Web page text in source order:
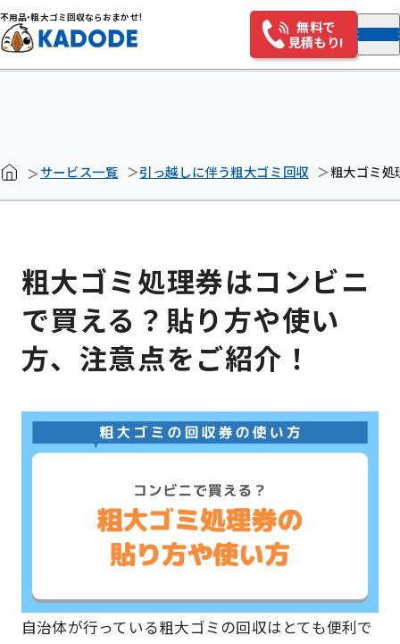
不用品・粗大ゴミ回収ならおまかせ!
無料で
見積もり!
サービス一覧 引っ越しに伴う粗大ゴミ回収 粗大ゴミ処
粗大ゴミ処理券はコンビニ
で買える？貼り方や使い
方、注意点をご紹介！
自治体が行っている粗大ゴミの回収はとても便利で